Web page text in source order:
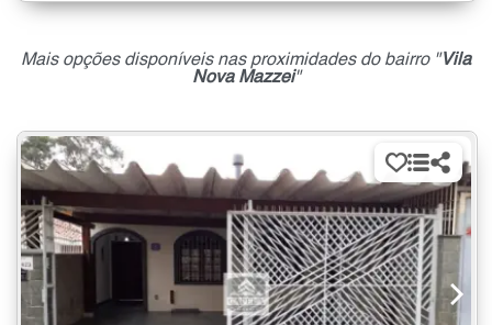
Mais opções disponíveis nas proximidades do bairro "Vila
Nova Mazzei"